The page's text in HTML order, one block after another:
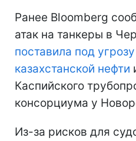
Ранее Bloomberg
атак на танкеры в
поставила под
казахстанской нефти
Каспийского
консорциума у
Из-за рисков для